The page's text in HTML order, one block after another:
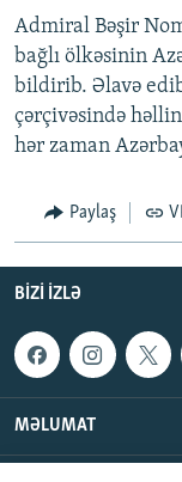
KARIKATURA
İSLAM VƏ
İZ - MƏDƏNIYYƏT
PEŞƏ ETIKASI VƏ
AZADLIQRADIOSU
BIZIMLƏ ƏLAQƏ
RFE/RL-in
Admiral Bəşir
bağlı ölkəsinin
bildirib. Əlavə
çərçivəsində
hər zaman
Paylaş
BIZI IZLƏ
MƏLUMAT